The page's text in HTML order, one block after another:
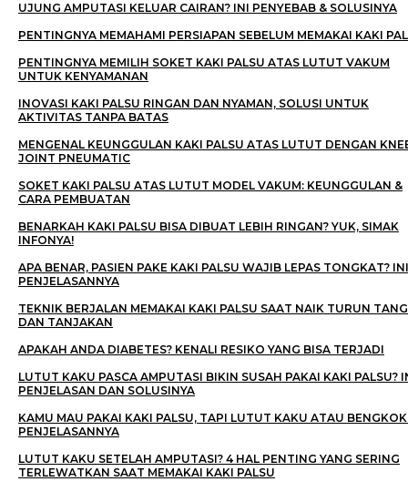
UJUNG AMPUTASI KELUAR CAIRAN? INI PENYEBAB & SOLUSINYA
PENTINGNYA MEMAHAMI PERSIAPAN SEBELUM MEMAKAI KAKI
PENTINGNYA MEMILIH SOKET KAKI PALSU ATAS LUTUT VAKUM
UNTUK KENYAMANAN
INOVASI KAKI PALSU RINGAN DAN NYAMAN, SOLUSI UNTUK
AKTIVITAS TANPA BATAS
MENGENAL KEUNGGULAN KAKI PALSU ATAS LUTUT DENGAN
JOINT PNEUMATIC
SOKET KAKI PALSU ATAS LUTUT MODEL VAKUM: KEUNGGULAN &
CARA PEMBUATAN
BENARKAH KAKI PALSU BISA DIBUAT LEBIH RINGAN? YUK, SIMAK
INFONYA!
APA BENAR, PASIEN PAKE KAKI PALSU WAJIB LEPAS TONGKAT? INI
PENJELASANNYA
TEKNIK BERJALAN MEMAKAI KAKI PALSU SAAT NAIK TURUN
DAN TANJAKAN
APAKAH ANDA DIABETES? KENALI RESIKO YANG BISA TERJADI
LUTUT KAKU PASCA AMPUTASI BIKIN SUSAH PAKAI KAKI PALSU?
PENJELASAN DAN SOLUSINYA
KAMU MAU PAKAI KAKI PALSU, TAPI LUTUT KAKU ATAU
PENJELASANNYA
LUTUT KAKU SETELAH AMPUTASI? 4 HAL PENTING YANG SERING
TERLEWATKAN SAAT MEMAKAI KAKI PALSU